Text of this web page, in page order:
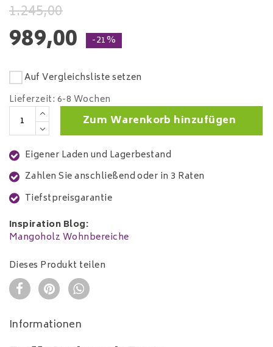
1.245,00
989,00 -21%
Auf Vergleichsliste setzen
Lieferzeit: 6-8 Wochen
Zum Warenkorb hinzufügen
Eigener Laden und Lagerbestand
Zahlen Sie anschließend oder in 3 Raten
Tiefstpreisgarantie
Inspiration Blog:
Mangoholz Wohnbereiche
Dieses Produkt teilen
Informationen